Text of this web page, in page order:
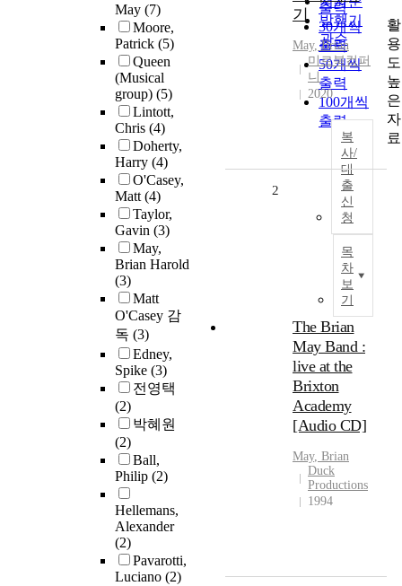
May (7)
Moore,
Patrick (5)
Queen
(Musical
group) (5)
Lintott,
Chris (4)
Doherty,
Harry (4)
O'Casey,
Matt(4)
Taylor,
Gavin (3)
May,
Brian Harold
(3)
Matt
O'Casey 감
독 (3)
Edney,
Spike (3)
전영택
(2)
박혜원
(2)
Ball,
Philip (2)
Hellemans,
Alexander
(2)
Pavarotti,
Luciano (2)
발행기
관순
출력
30개씩
출력
50개씩
출력
100개씩
출력
기
May,Brian
미르북컴퍼
니
2020
복
사/
대
출
신
청
목
차
보
기
2
The Brian
May Band :
live at the
Brixton
Academy
[Audio CD]
May, Brian
Duck
Productions
1994
활
용
도
높
은
자
료